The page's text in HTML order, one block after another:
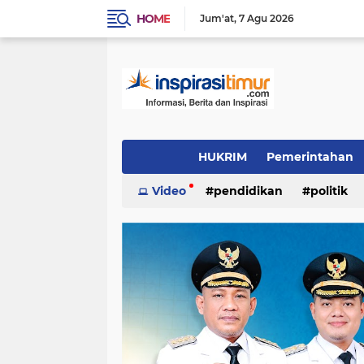
HOME Jum'at 7 Agu 2026
Indeks
HUKRIM
(1501)
Pemerintahan
(1324)
PENDIDIKAN POLITIK
(337) (244)
Daerah
(96)
OTOMOTIF
(89)
LIFE STYLE
Video pendidikan politik
video/foto